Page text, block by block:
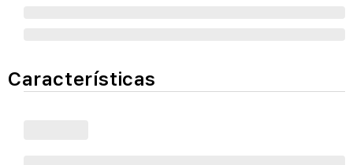
Características